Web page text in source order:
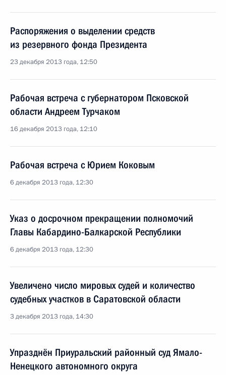
Распоряжения о выделении средств
из резервного фонда Президента
23 декабря 2013 года, 12:50
Рабочая встреча с губернатором Псковской
области Андреем Турчаком
16 декабря 2013 года, 12:10
Рабочая встреча с Юрием Коковым
6 декабря 2013 года, 12:30
Указ о досрочном прекращении полномочий
Главы Кабардино-Балкарской Республики
6 декабря 2013 года, 12:30
Увеличено число мировых судей и количество
судебных участков в Саратовской области
3 декабря 2013 года, 14:30
Упразднён Приуральский районный суд Ямало-
Ненецкого автономного округа